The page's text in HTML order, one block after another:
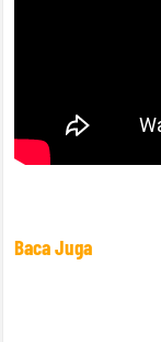
Baca Juga